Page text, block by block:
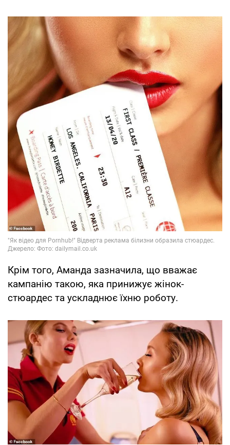
Крім того, Аманда зазначила, що вважає
кампанію такою, яка принижує жінок-
стюардес та ускладнює їхню роботу.